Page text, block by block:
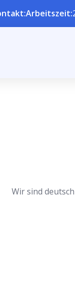
Arbeitszeit:
Wir sind